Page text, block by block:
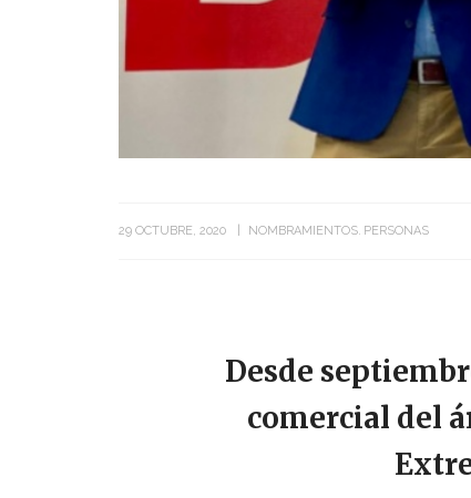
29 OCTUBRE, 2020 NOMBRAMIENTOS PERSONAS
Desde
comercial del